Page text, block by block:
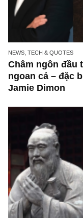
ISSUE EXCERPTS
Ấn phẩm Kỳ
NEWS, TECH & QUOTES
Châm ngôn
ngoan cả –